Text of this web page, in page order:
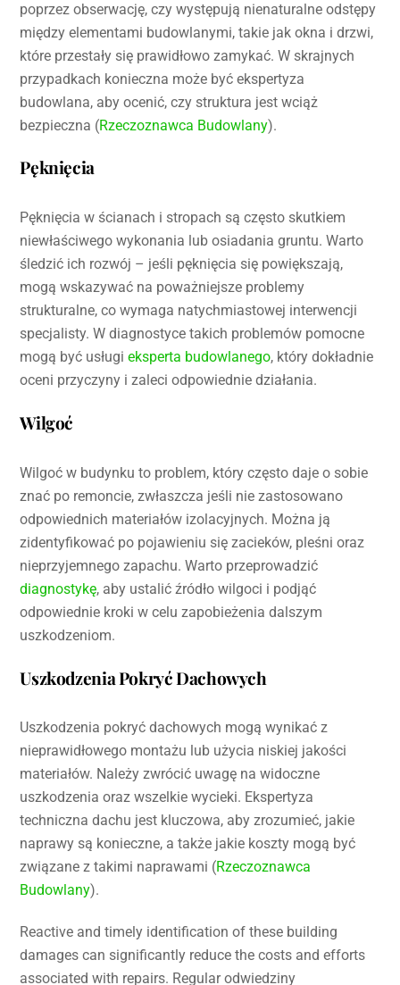
poprzez obserwację, czy występują nienaturalne odstępy
między elementami budowlanymi, takie jak okna i drzwi,
które przestały się prawidłowo zamykać. W skrajnych
przypadkach konieczna może być ekspertyza
budowlana, aby ocenić, czy struktura jest wciąż
bezpieczna (Rzeczoznawca Budowlany).
Pęknięcia
Pęknięcia w ścianach i stropach są często skutkiem
niewłaściwego wykonania lub osiadania gruntu. Warto
śledzić ich rozwój – jeśli pęknięcia się powiększają,
mogą wskazywać na poważniejsze problemy
strukturalne, co wymaga natychmiastowej interwencji
specjalisty. W diagnostyce takich problemów pomocne
mogą być usługieksperta budowlanego, który dokładnie
oceni przyczyny i zaleci odpowiednie działania.
Wilgoć
Wilgoć w budynku to problem, który często daje o sobie
znać po remoncie, zwłaszcza jeśli nie zastosowano
odpowiednich materiałów izolacyjnych. Można ją
zidentyfikować po pojawieniu się zacieków, pleśni oraz
nieprzyjemnego zapachu. Warto przeprowadzić
diagnostykę, aby ustalić źródło wilgoci i podjąć
odpowiednie kroki w celu zapobieżenia dalszym
uszkodzeniom.
Uszkodzenia Pokryć Dachowych
Uszkodzenia pokryć dachowych mogą wynikać z
nieprawidłowego montażu lub użycia niskiej jakości
materiałów. Należy zwrócić uwagę na widoczne
uszkodzenia oraz wszelkie wycieki. Ekspertyza
techniczna dachu jest kluczowa, aby zrozumieć, jakie
naprawy są konieczne, a także jakie koszty mogą być
związane z takimi naprawami (Rzeczoznawca
Budowlany).
Reactive and timely identification of these building
damages can significantly reduce the costs and efforts
associated with repairs. Regular odwiedziny